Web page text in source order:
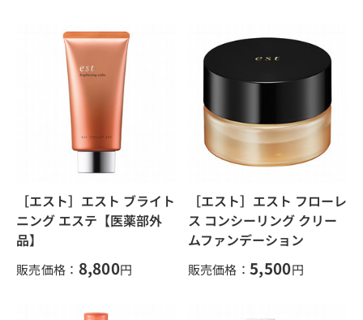
［エスト］エスト ブライト
ニング エステ【医薬部外
品】
販売価格： 8,800円
［エスト］エスト フローレ
ス コンシーリング クリー
ムファンデーション
販売価格： 5,500円